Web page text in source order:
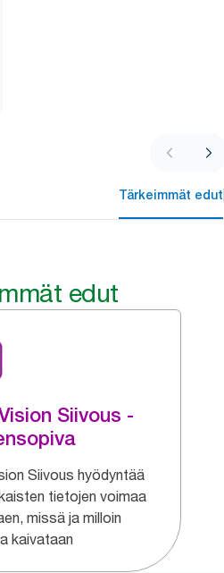
Tärkeimmät edut
edut
Siivous -
Siivous hyödyntää
tietojen voimaa
missä ja milloin
kaivataan